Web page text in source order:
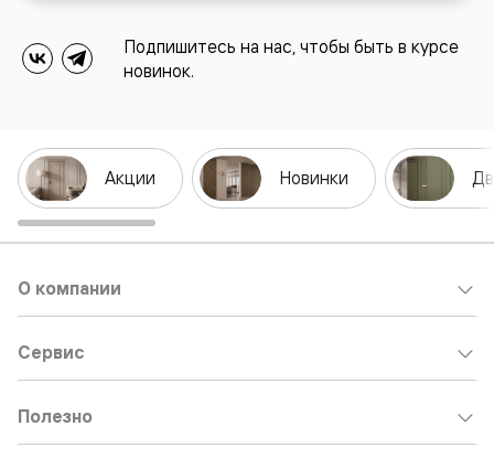
Подпишитесь на нас, чтобы быть в курсе
новинок.
Акции Новинки
О компании
Сервис
Полезно